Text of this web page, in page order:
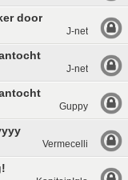
door
J-net
J-net
Guppy
Vermecelli